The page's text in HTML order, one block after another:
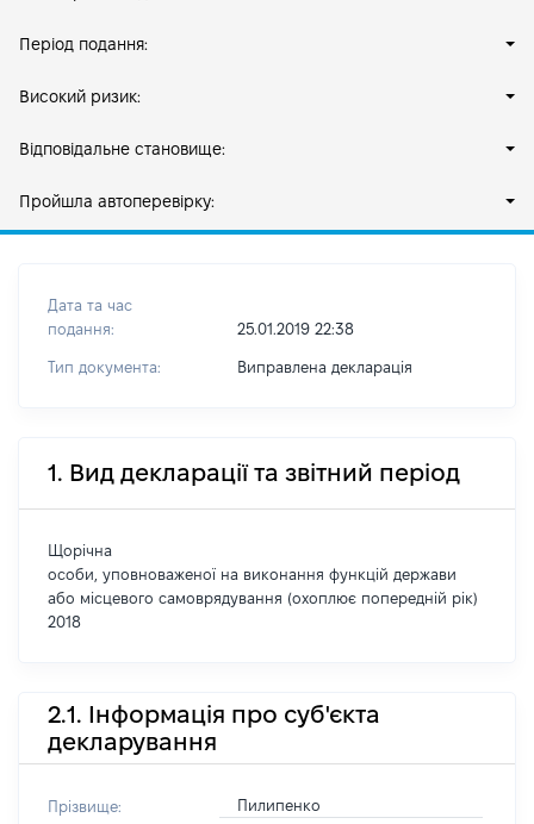
Період подання:
Високий ризик:
Відповідальне становище:
Пройшла автоперевірку:
Дата та час
подання:
25.01.2019 22:38
Тип документа: Виправлена декларація
1. Вид декларації та звітний період
Щорічна
особи, уповноваженої на виконання функцій держави
або місцевого самоврядування (охоплює попередній рік)
2018
2.1. Інформація про суб'єкта
декларування
Прізвище: Пилипенко